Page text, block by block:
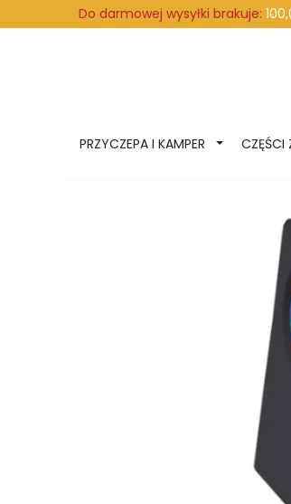
Do darmowej wysyłki brakuje:
PRZYCZEPA I KAMPER CZĘŚCI